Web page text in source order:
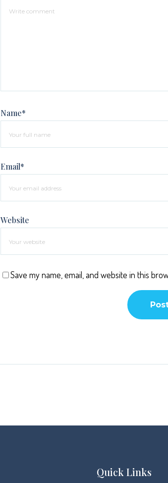
Name*
Email*
Website
Save my name, email, and website in this
Quick Links